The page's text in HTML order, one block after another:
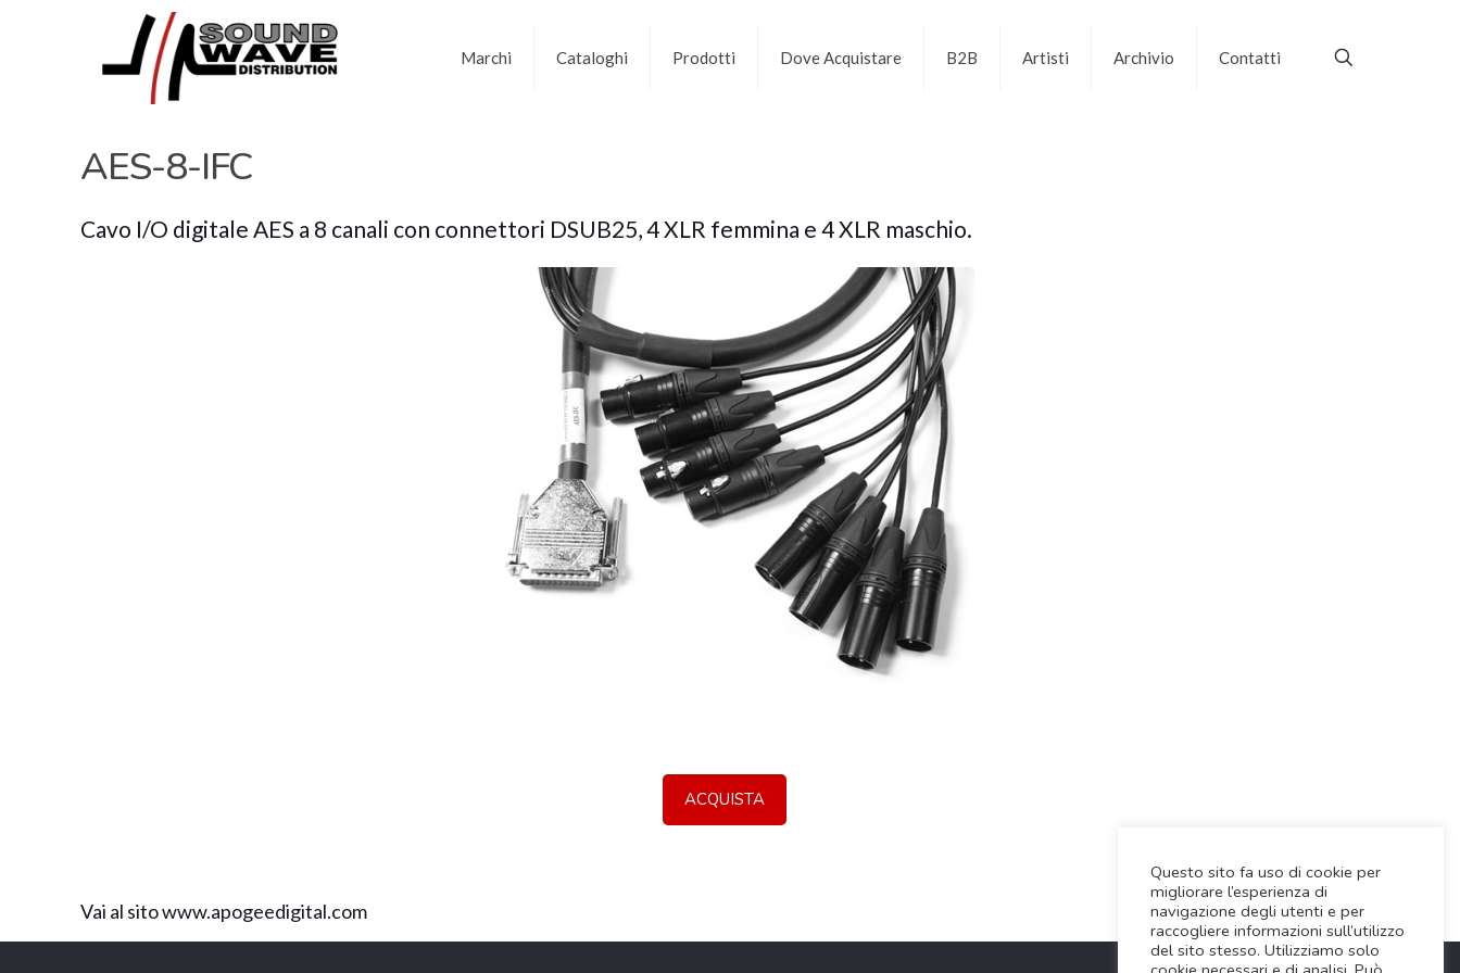
Marchi Cataloghi Prodotti Dove Acquistare B2B Artisti Archivio Contatti
AES-8-IFC
Cavo I/O digitale AES a 8 canali con connettori DSUB25, 4 XLR femmina e 4 XLR maschio.
ACQUISTA
Vai al sito www.apogeedigital.com
Questo sito fa uso di cookie per
migliorare l’esperienza di
navigazione degli utenti e per
raccogliere informazioni sull’utilizzo
del sito stesso. Utilizziamo solo